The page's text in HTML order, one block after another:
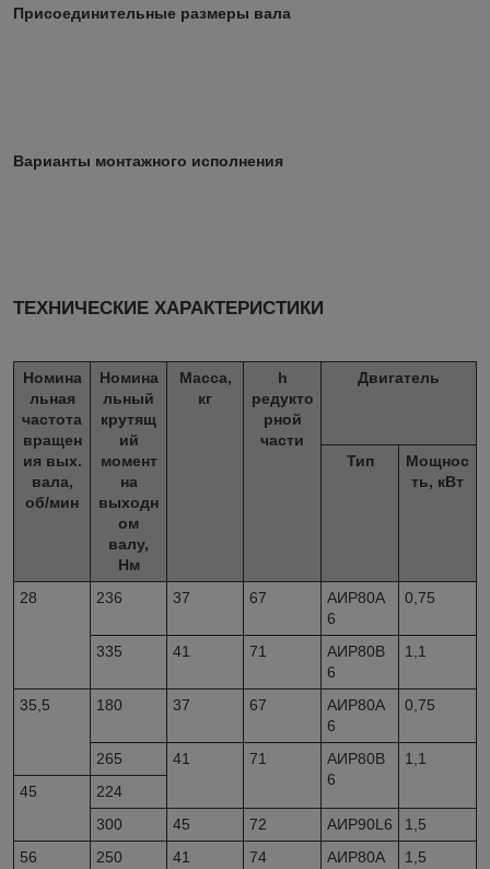
Присоединительные размеры вала
Варианты монтажного исполнения
ТЕХНИЧЕСКИЕ ХАРАКТЕРИСТИКИ
Номина
льная
частота
вращен
ия вых.
вала,
об/мин
Номина
льный
крутящ
ий
момент
на
выходн
ом
валу,
Нм
Масса,
кг
h
редукто
рной
части
Двигатель
Тип
Мощнос
ть, кВт
28 236 37 67
АИР80А
6
0,75
335 41 71
АИР80В
6
1,1
35,5 180 37 67
АИР80А
6
0,75
265 41 71
АИР80В
6
1,1
45
224
300
45 72 АИР90L6
1,5
56
250 41 74 АИР80A 1,5